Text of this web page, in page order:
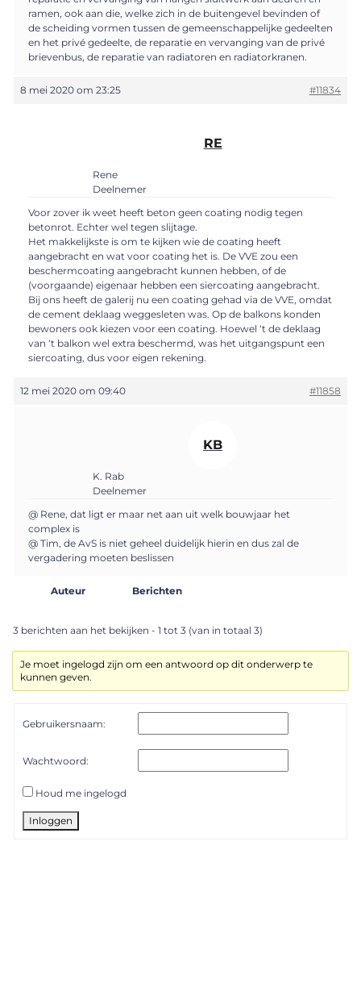
ramen, ook aan die, welke zich in de buitengevel bevinden of
de scheiding vormen tussen de gemeenschappelijke gedeelten
en het privé gedeelte, de reparatie en vervanging van de privé
brievenbus, de reparatie van radiatoren en radiatorkranen.
8 mei 2020 om 23:25 #11834
RE
Rene
Deelnemer
Voor zover ik weet heeft beton geen coating nodig tegen
betonrot. Echter wel tegen slijtage.
Het makkelijkste is om te kijken wie de coating heeft
aangebracht en wat voor coating het is. De VVE zou een
beschermcoating aangebracht kunnen hebben, of de
(voorgaande) eigenaar hebben een siercoating aangebracht.
Bij ons heeft de galerij nu een coating gehad via de VVE, omdat
de cement deklaag weggesleten was. Op de balkons konden
bewoners ook kiezen voor een coating. Hoewel ‘t de deklaag
van ‘t balkon wel extra beschermd, was het uitgangspunt een
siercoating, dus voor eigen rekening.
12 mei 2020 om 09:40 #11858
KB
K. Rab
Deelnemer
@ Rene, dat ligt er maar net aan uit welk bouwjaar het
complex is
@ Tim, de AvS is niet geheel duidelijk hierin en dus zal de
vergadering moeten beslissen
Auteur Berichten
3 berichten aan het bekijken - 1 tot 3 (van in totaal 3)
Je moet ingelogd zijn om een antwoord op dit onderwerp te
kunnen geven.
Gebruikersnaam:
Wachtwoord:
Houd me ingelogd
Inloggen